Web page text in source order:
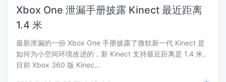
Xbox One 泄漏手册披露 Kinect 最近距离
1.4 米
最新泄漏的一份 Xbox One 手册披露了微软新一代 Kinect 是
如何为小空间环境改进的，新 Kinect 支持最近距离是 1.4 米。
目前 Xbox 360 版 Kinec…